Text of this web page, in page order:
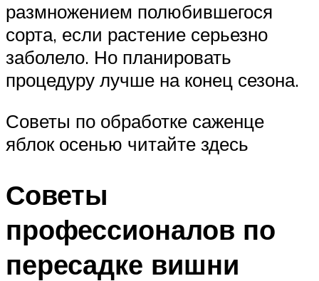
размножением полюбившегося
сорта, если растение серьезно
заболело. Но планировать
процедуру лучше на конец сезона.
Советы по обработке саженце
яблок осенью читайте здесь
Советы
профессионалов по
пересадке вишни